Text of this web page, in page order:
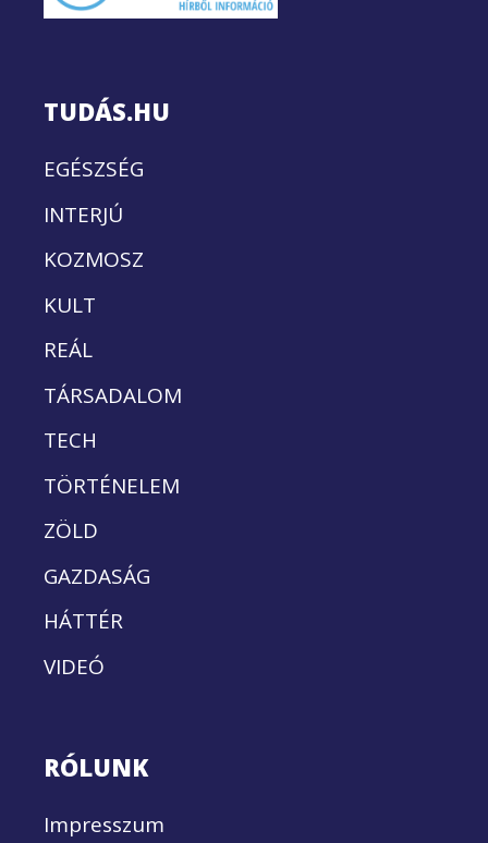
TUDÁS.HU
EGÉSZSÉG
INTERJÚ
KOZMOSZ
KULT
REÁL
TÁRSADALOM
TECH
TÖRTÉNELEM
ZÖLD
GAZDASÁG
HÁTTÉR
VIDEÓ
RÓLUNK
Impresszum